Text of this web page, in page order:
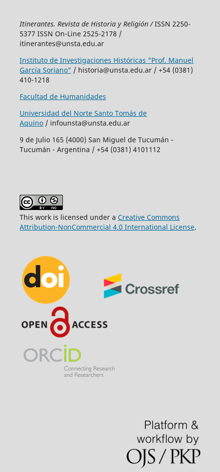
Itinerantes. Revista de Historia y Religión /ISSN 2250-
5377 ISSN On-Line 2525-2178 /
itinerantes@unsta.edu.ar
Instituto de Investigaciones Históricas "Prof. Manuel
García Soriano" / historia@unsta.edu.ar / +54 (0381)
410-1218
Facultad de Humanidades
Universidad del Norte Santo Tomás de
Aquino/ infounsta@unsta.edu.ar
9 de Julio 165 (4000) San Miguel de Tucumán -
Tucumán - Argentina / +54 (0381) 4101112
This work is licensed under a Creative Commons
Attribution-NonCommercial 4.0 International License.